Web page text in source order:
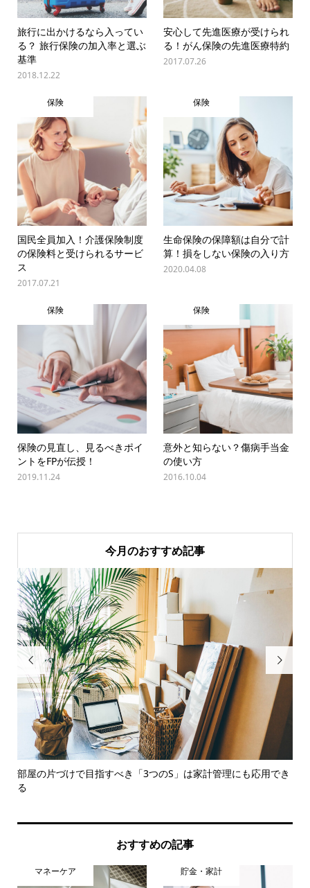
旅行に出かけるなら入ってい
る？ 旅行保険の加入率と選ぶ
基準
2018.12.22
安心して先進医療が受けられ
る！がん保険の先進医療特約
2017.07.26
保険
国民全員加入！介護保険制度
の保険料と受けられるサービ
ス
2017.07.21
保険
生命保険の保障額は自分で計
算！損をしない保険の入り方
2020.04.08
保険
保険の見直し、見るべきポイ
ントをFPが伝授！
2019.11.24
保険
意外と知らない？傷病手当金
の使い方
2016.10.04
今月のおすすめ記事

部屋の片づけで目指すべき「3つのS」は家計管理にも応用でき
る

おすすめの記事
マネーケア 貯金・家計